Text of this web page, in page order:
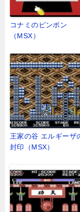
コナミのピンポン
（MSX）
王家の谷 エルギーザ
封印（MSX）